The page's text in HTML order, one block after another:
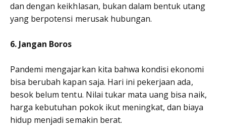
dan dengan keikhlasan, bukan dalam bentuk utang
yang berpotensi merusak hubungan.
6. Jangan Boros
Pandemi mengajarkan kita bahwa kondisi ekonomi
bisa berubah kapan saja. Hari ini pekerjaan ada,
besok belum tentu. Nilai tukar mata uang bisa naik,
harga kebutuhan pokok ikut meningkat, dan biaya
hidup menjadi semakin berat.